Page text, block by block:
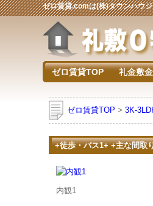
ゼロ賃貸.comは(株)タウンハウ
ゼロ賃貸TOP 礼金敷
ゼロ賃貸TOP > 3K-
+徒歩・バス1+ +主な間取
内観1